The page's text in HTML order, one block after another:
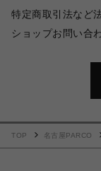
特定商取引法など
ショップお問い合
TOP 名古屋PARCO